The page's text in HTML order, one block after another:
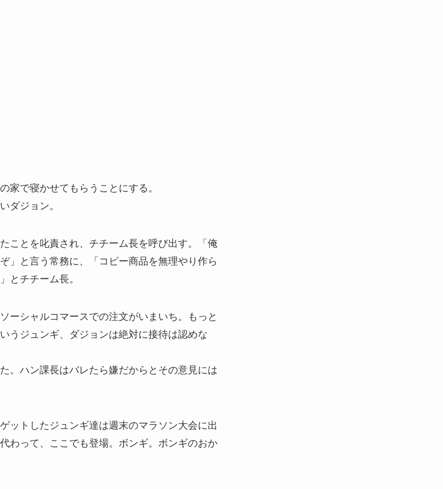
家で寝かせてもらうことにする。
ダジョン。
ことを叱責され、チチーム長を呼び出す。「俺
」と言う常務に、「コピー商品を無理やり作ら
とチチーム長。
ーシャルコマースでの注文がいまいち。もっと
うジュンギ、ダジョンは絶対に接待は認めな
。ハン課長はバレたら嫌だからとその意見には
ットしたジュンギ達は週末のマラソン大会に出
わって、ここでも登場。ボンギ。ボンギのおか